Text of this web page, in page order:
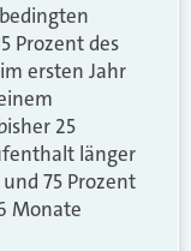
Prozent des
ersten Jahr
25
länger
75 Prozent
Monate